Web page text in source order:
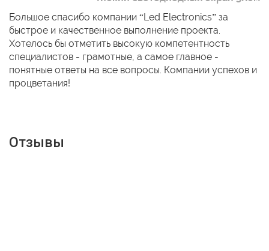
Большое спасибо компании “Led Electronics” за
быстрое и качественное выполнение проекта.
Хотелось бы отметить высокую компетентность
специалистов - грамотные, а самое главное -
понятные ответы на все вопросы. Компании успехов и
процветания!
Отзывы